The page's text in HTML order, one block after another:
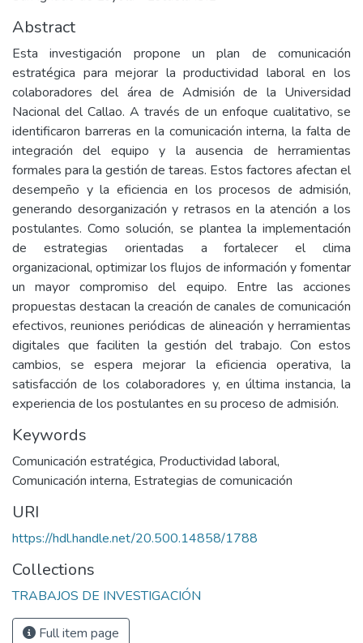
Abstract
Esta investigación propone un plan de comunicación
estratégica para mejorar la productividad laboral en los
colaboradores del área de Admisión de la Universidad
Nacional del Callao. A través de un enfoque cualitativo, se
identificaron barreras en la comunicación interna, la falta de
integración del equipo y la ausencia de herramientas
formales para la gestión de tareas. Estos factores afectan el
desempeño y la eficiencia en los procesos de admisión,
generando desorganización y retrasos en la atención a los
postulantes. Como solución, se plantea la implementación
de estrategias orientadas a fortalecer el clima
organizacional, optimizar los flujos de información y fomentar
un mayor compromiso del equipo. Entre las acciones
propuestas destacan la creación de canales de comunicación
efectivos, reuniones periódicas de alineación y herramientas
digitales que faciliten la gestión del trabajo. Con estos
cambios, se espera mejorar la eficiencia operativa, la
satisfacción de los colaboradores y, en última instancia, la
experiencia de los postulantes en su proceso de admisión.
Keywords
Comunicación estratégica, Productividad laboral,
Comunicación interna, Estrategias de comunicación
URI
https://hdl.handle.net/20.500.14858/1788
Collections
TRABAJOS DE INVESTIGACIÓN
Full item page